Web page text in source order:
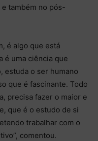
também no pós-
é algo que está
é uma ciência que
estuda o ser humano
que é fascinante. Todo
precisa fazer o maior e
que é o estudo de si
trabalhar com o
comentou.